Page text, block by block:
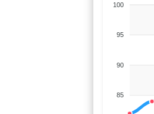
100
95
90
85